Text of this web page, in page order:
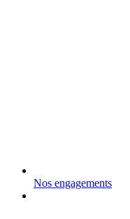
Nos engagements